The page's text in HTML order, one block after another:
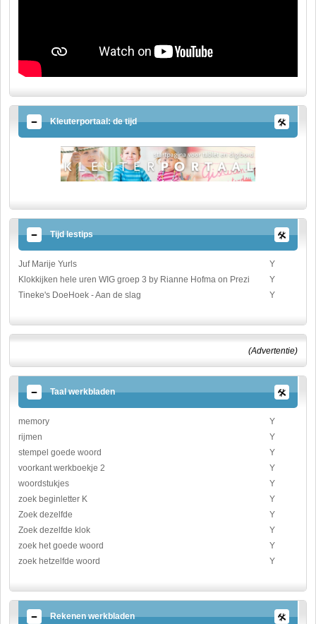
Kleuterportaal: de tijd
Tijd lestips
Juf Marije Yurls
Y
Klokkijken hele uren WIG groep 3 by Rianne Hofma on Prezi
Y
Tineke's DoeHoek - Aan de slag
Y
(Advertentie)
Taal werkbladen
memory
Y
rijmen
Y
stempel goede woord
Y
voorkant werkboekje 2
Y
woordstukjes
Y
zoek beginletter K
Y
Zoek dezelfde
Y
Zoek dezelfde klok
Y
zoek het goede woord
Y
zoek hetzelfde woord
Y
Rekenen werkbladen